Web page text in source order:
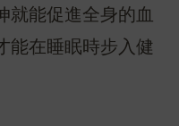
就能促進全身的血
能在睡眠時步入健